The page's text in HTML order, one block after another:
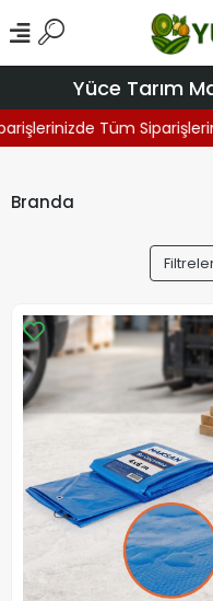
Yüce Tarım
Tüm
Branda